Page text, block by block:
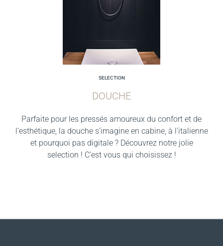
SELECTION
DOUCHE
Parfaite pour les pressés amoureux du confort et de
l’esthétique, la douche s’imagine en cabine, à l’italienne
et pourquoi pas digitale ? Découvrez notre jolie
selection ! C’est vous qui choisissez !